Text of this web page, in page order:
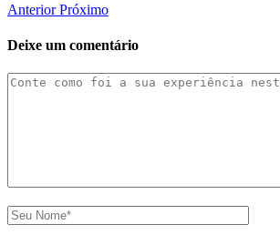
AnteriorPróximo
Deixe um comentário